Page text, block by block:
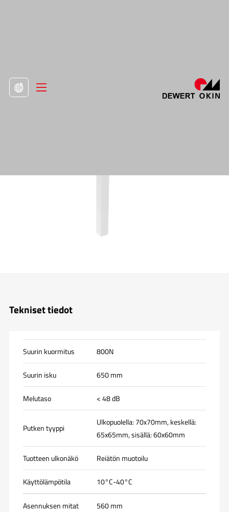
Tekniset tiedot
Suurin kuormitus 800N
Suurin isku 650 mm
Melutaso < 48 dB
Putken tyyppi
Ulkopuolella: 70x70mm, keskellä:
65x65mm, sisällä: 60x60mm
Tuotteen ulkonäkö Reiätön muotoilu
Käyttölämpötila 10°C-40°C
Asennuksen mitat 560 mm